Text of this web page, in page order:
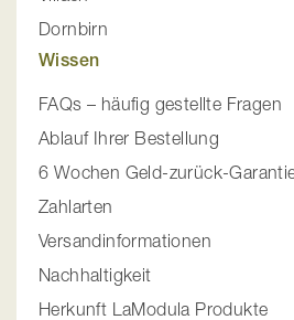
Dornbirn
Wissen
FAQs – häufig gestellte Fragen
Ablauf Ihrer Bestellung
6 Wochen Geld-zurück-
Zahlarten
Versandinformationen
Nachhaltigkeit
Herkunft LaModula Produkte